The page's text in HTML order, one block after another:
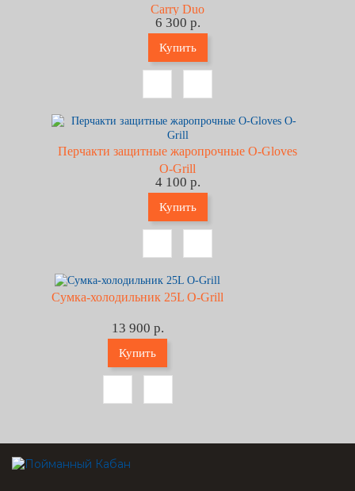
Carry Duo
6 300 р.
Купить
Перчакти защитные жаропрочные O-Gloves
O-Grill
4 100 р.
Купить
Сумка-холодильник 25L O-Grill
13 900 р.
Купить